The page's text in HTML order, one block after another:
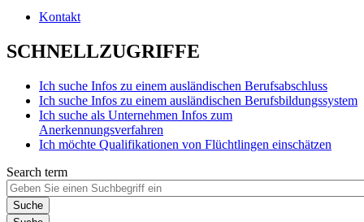
Kontakt
SCHNELLZUGRIFFE
Ich suche Infos zu einem ausländischen Berufsabschluss
Ich suche Infos zu einem ausländischen Berufsbildungssystem
Ich suche als Unternehmen Infos zum
Anerkennungsverfahren
Ich möchte Qualifikationen von Flüchtlingen einschätzen
Search term